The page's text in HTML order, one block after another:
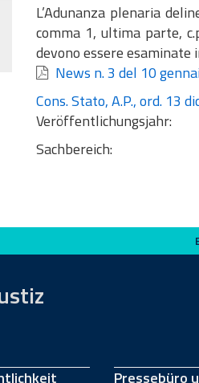
L’Adunanza plenaria
comma 1, ultima parte,
devono essere esaminate
News n. 3 del 10
Cons. Stato, A.P., ord. 13
Veröffentlichungsjahr:
Sachbereich:
Pressebüro